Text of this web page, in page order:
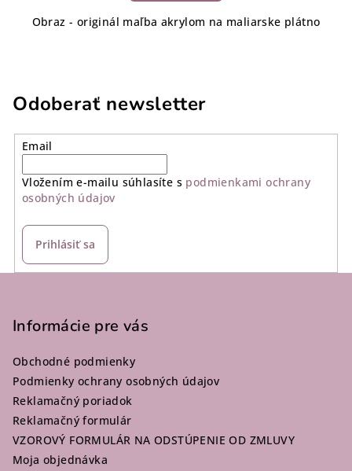
Obraz - originál maľba akrylom na maliarske plátno
Odoberať newsletter
Email
Vložením e-mailu súhlasíte s podmienkami ochrany
osobných údajov
Prihlásiť sa
Informácie pre vás
Obchodné podmienky
Podmienky ochrany osobných údajov
Reklamačný poriadok
Reklamačný formulár
VZOROVÝ FORMULÁR NA ODSTÚPENIE OD ZMLUVY
Moja objednávka